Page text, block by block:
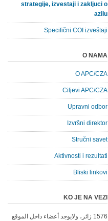
strategije, izvestaji i zakljuci o
azilu
Specifični COI izveštaji
O NAMA
O APC/CZA
Ciljevi APC/CZA
Upravni odbor
Izvršni direktor
Stručni savet
Aktivnosti i rezultati
Bliski linkovi
KO JE NA VEZI
1576 زائر، ولايوجد أعضاء داخل الموقع